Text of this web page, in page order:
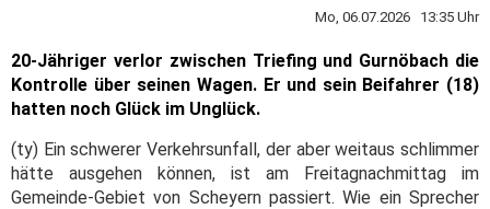
Mo, 06.07.2026 13:35 Uhr
20-Jähriger verlor zwischen Triefing und Gurnöbach die
Kontrolle über seinen Wagen. Er und sein Beifahrer (18)
hatten noch Glück im Unglück.
(ty) Ein schwerer Verkehrsunfall, der aber weitaus schlimmer
hätte ausgehen können, ist am Freitagnachmittag im
Gemeinde-Gebiet von Scheyern passiert. Wie ein Sprecher